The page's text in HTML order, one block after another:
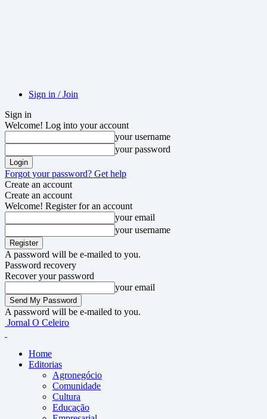
Sign in / Join
Sign in
Welcome! Log into your account
your username
your password
Forgot your password? Get help
Create an account
Create an account
Welcome! Register for an account
your email
your username
A password will be e-mailed to you.
Password recovery
Recover your password
your email
A password will be e-mailed to you.
Jornal O Celeiro
Home
Editorias
Agronegócio
Comunidade
Cultura
Educação